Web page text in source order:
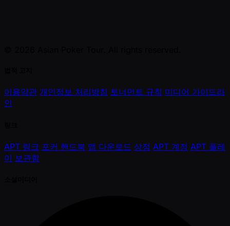
이용약관 개인정보 처리방침 토너먼트 규칙 미디어 가이드라
인
APT 링크 포커 핸드북 앱 다운로드 상점 APT 계정 APT 플레
이 보관함